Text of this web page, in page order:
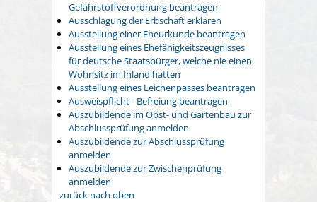
Gefahrstoffverordnung beantragen
Ausschlagung der Erbschaft erklären
Ausstellung einer Eheurkunde beantragen
Ausstellung eines Ehefähigkeitszeugnisses
für deutsche Staatsbürger, welche nie einen
Wohnsitz im Inland hatten
Ausstellung eines Leichenpasses beantragen
Ausweispflicht - Befreiung beantragen
Auszubildende im Obst- und Gartenbau zur
Abschlussprüfung anmelden
Auszubildende zur Abschlussprüfung
anmelden
Auszubildende zur Zwischenprüfung
anmelden
zurück nach oben